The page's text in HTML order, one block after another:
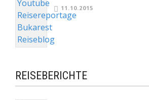
11.10.2015
REISEBERICHTE